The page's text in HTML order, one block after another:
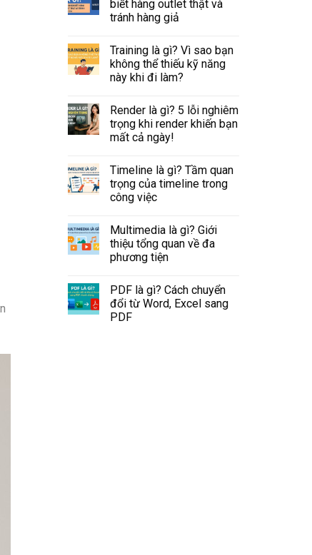
biết hàng outlet thật và
tránh hàng giả
Training là gì? Vì sao bạn
không thể thiếu kỹ năng
này khi đi làm?
Render là gì? 5 lỗi nghiêm
trọng khi render khiến bạn
mất cả ngày!
Timeline là gì? Tầm quan
trọng của timeline trong
công việc
Multimedia là gì? Giới
thiệu tổng quan về đa
phương tiện
PDF là gì? Cách chuyển
đổi từ Word, Excel sang
PDF